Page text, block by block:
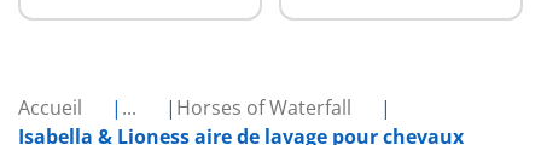
Accueil ...
Horses of Waterfall
Isabella & Lioness aire de lavage pour chevaux